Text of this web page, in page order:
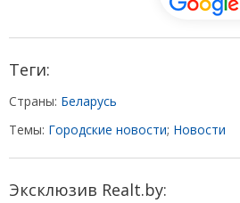
Теги:
Страны: Беларусь
Темы: Городские новости; Новости
Эксклюзив Realt.by: